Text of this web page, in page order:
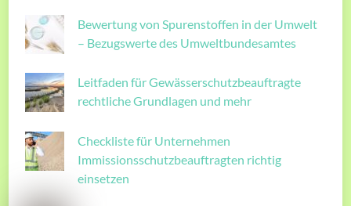
Bewertung von Spurenstoffen in der Umwelt
– Bezugswerte des Umweltbundesamtes
Leitfaden für Gewässerschutzbeauftragte
rechtliche Grundlagen und mehr
Checkliste für Unternehmen
Immissionsschutzbeauftragten richtig
einsetzen